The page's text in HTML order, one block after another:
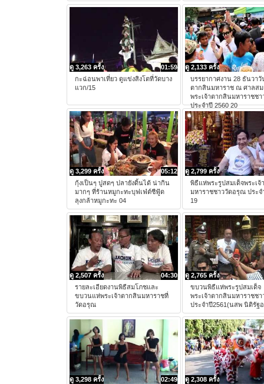
01:59
ดู 3,263 ครั้ง
กะฉ่อนพาเที่ยว ดูแข่งสิงโตที่วัดบาง
แวก/15
ดู 2,133 ครั้ง
บรรยากาศงาน 28 ธันวาวั
ตากสินมหาราช ณ ศาลสม
พระเจ้าตากสินมหาราชช
ประจำปี 2560 20
05:12
ดู 3,299 ครั้ง
กุ้งเป็นๆ ปูสดๆ ปลายังดิ้นได้ น่ากิน
มากๆ ที่ร้านหมูกะทะบุฟเฟ่ต์ซีฟู้ด
ลุงกล้าหมูกะทะ 04
ดู 2,799 ครั้ง
พิธีแห่พระรูปสมเด็จพระเจ้
มหาราชชาววัดอรุณ ประจ
19
04:30
ดู 2,507 ครั้ง
รายละเอียดงานพิธีสมโภชและ
ขบวนแห่พระเจ้าตากสินมหาราชที่
วัดอรุณ
ดู 2,765 ครั้ง
ขบวนพิธีแห่พระรูปสมเด็จ
พระเจ้าตากสินมหาราชช
ประจำปี2561(นสพ นิติรัฐ
02:49
ดู 3,298 ครั้ง
ดู 2,308 ครั้ง